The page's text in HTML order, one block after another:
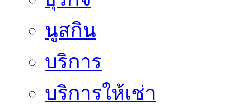
นูสกิน
บริการ
บริการให้เช่า